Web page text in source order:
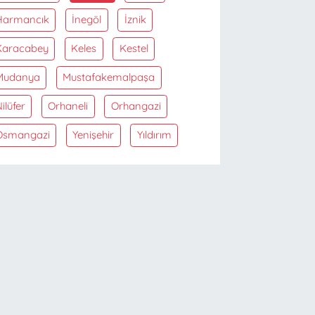
İnegöl İznik
Keles Kestel
Mustafakemalpaşa
Orhaneli Orhangazi
Yenişehir Yıldırım